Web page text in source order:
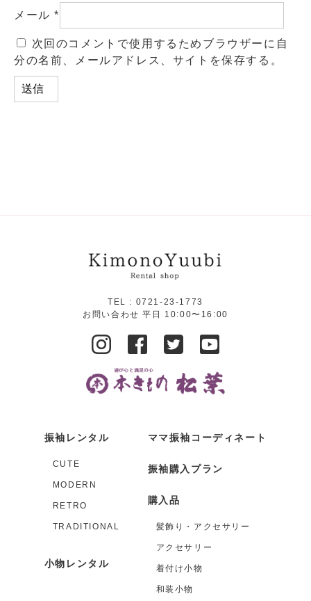
メール*
次回のコメントで使用するためブラウザーに自
分の名前、メールアドレス、サイトを保存する。
TEL : 0721-23-1773
お問い合わせ 平日 10:00〜16:00
振袖レンタル
CUTE
MODERN
RETRO
TRADITIONAL
小物レンタル
ママ振袖コーディネート
振袖購入プラン
購入品
髪飾り・アクセサリー
アクセサリー
着付け小物
和装小物